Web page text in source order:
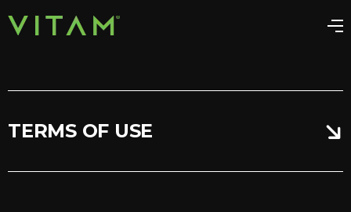
TERMS OF USE